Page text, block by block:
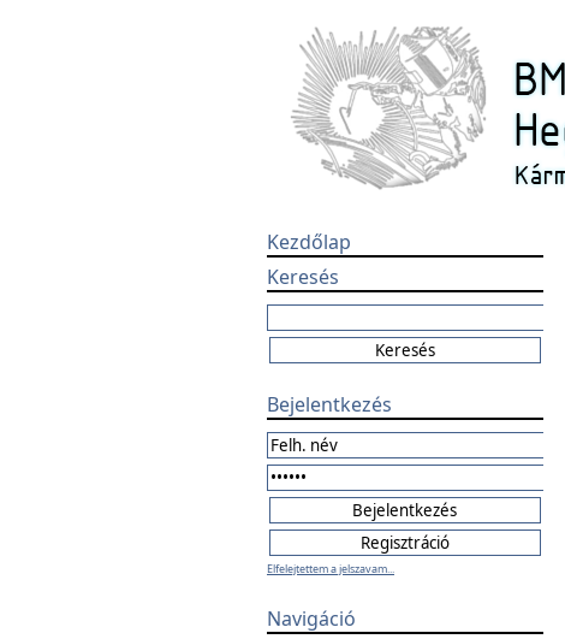
Kezdőlap
Keresés
Bejelentkezés
Elfelejtettem a jelszavam...
Navigáció